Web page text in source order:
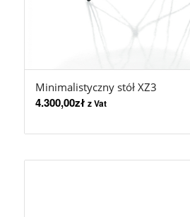
Minimalistyczny stół XZ3
4.300,00zł z Vat